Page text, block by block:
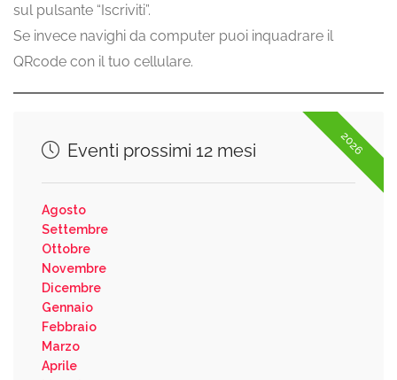
sul pulsante “Iscriviti”.
Se invece navighi da computer puoi inquadrare il
QRcode con il tuo cellulare.
2026
Eventi prossimi 12 mesi
Agosto
Settembre
Ottobre
Novembre
Dicembre
Gennaio
Febbraio
Marzo
Aprile